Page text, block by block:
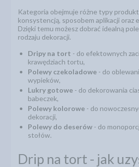
Kategoria obejmuje różne typy
konsystencją, sposobem aplikacji oraz
Dzięki temu możesz dobrać idealną
rodzaju dekoracji.
Dripy na tort - do efektownych
krawędziach tortu,
Polewy czekoladowe - do
wypieków,
Lukry gotowe - do dekorowania
babeczek,
Polewy kolorowe - do
dekoracji,
Polewy do deserów - do
stołów.
Drip na tort - jak